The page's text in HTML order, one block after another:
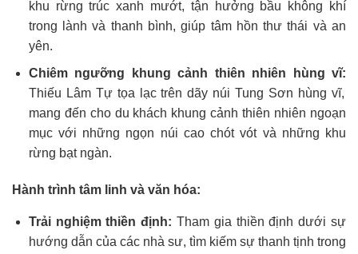
khu rừng trúc xanh mướt, tận hưởng bầu không khí
trong lành và thanh bình, giúp tâm hồn thư thái và an
yên.
Chiêm ngưỡng khung cảnh thiên nhiên hùng vĩ:
Thiếu Lâm Tự tọa lạc trên dãy núi Tung Sơn hùng vĩ,
mang đến cho du khách khung cảnh thiên nhiên ngoạn
mục với những ngọn núi cao chót vót và những khu
rừng bạt ngàn.
Hành trình tâm linh và văn hóa:
Trải nghiệm thiền định: Tham gia thiền định dưới sự
hướng dẫn của các nhà sư, tìm kiếm sự thanh tịnh trong